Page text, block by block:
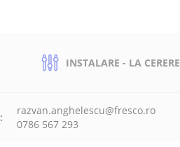
INSTALARE - LA CERERE
razvan.anghelescu@fresco.ro
0786 567 293